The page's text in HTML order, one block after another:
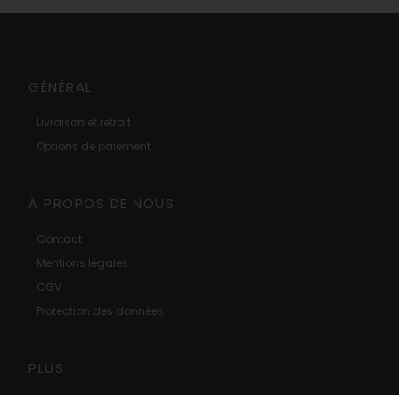
GÉNÉRAL
Livraison et retrait
Options de paiement
À PROPOS DE NOUS
Contact
Mentions légales
CGV
Protection des données
PLUS